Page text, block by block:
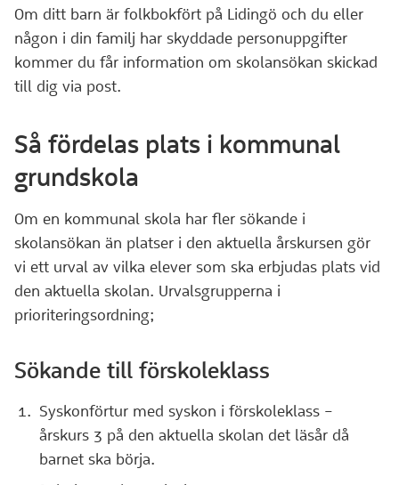
Om ditt barn är folkbokfört på Lidingö och du eller
någon i din familj har skyddade personuppgifter
kommer du får information om skolansökan skickad
till dig via post.
Så fördelas plats i kommunal
grundskola
Om en kommunal skola har fler sökande i
skolansökan än platser i den aktuella årskursen gör
vi ett urval av vilka elever som ska erbjudas plats vid
den aktuella skolan. Urvalsgrupperna i
prioriteringsordning;
Sökande till förskoleklass
Syskonförtur med syskon i förskoleklass –
årskurs 3 på den aktuella skolan det läsår då
barnet ska börja.